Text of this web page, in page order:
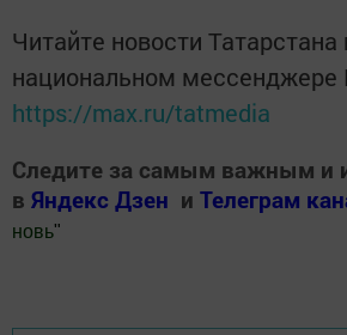
Читайте новости Татарстана
национальном мессенджере
https://max.ru/tatmedia
Следите за самым важным и
в Яндекс Дзен и Телеграм
новь"